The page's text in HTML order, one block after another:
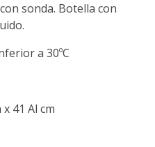
sonda. Botella con
a 30ºC
41 Al cm